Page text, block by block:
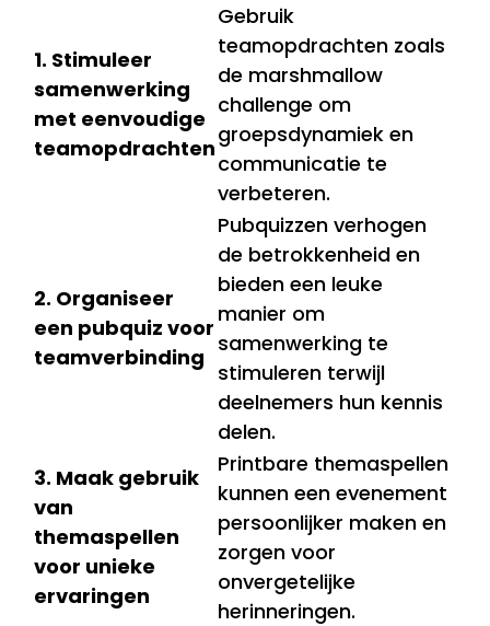
1. Stimuleer
samenwerking
met eenvoudige
teamopdrachten
Gebruik
teamopdrachten zoals
de marshmallow
challenge om
groepsdynamiek en
communicatie te
verbeteren.
2. Organiseer
een pubquiz voor
teamverbinding
Pubquizzen verhogen
de betrokkenheid en
bieden een leuke
manier om
samenwerking te
stimuleren terwijl
deelnemers hun kennis
delen.
3. Maak gebruik
van
themaspellen
voor unieke
ervaringen
Printbare themaspellen
kunnen een evenement
persoonlijker maken en
zorgen voor
onvergetelijke
herinneringen.